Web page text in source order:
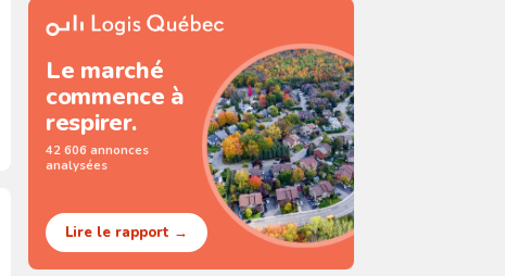
Le marché
commence à
respirer.
42 606 annonces
analysées
Lire le rapport →